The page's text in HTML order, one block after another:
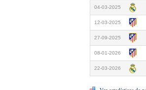
04-03-2025
12-03-2025
27-09-2025
08-01-2026
22-03-2026